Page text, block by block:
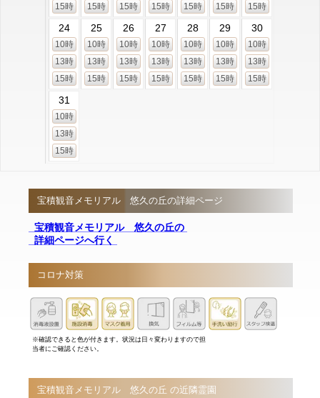
15時
15時
15時
15時
15時
15時
15時
24
10時
13時
15時
25
10時
13時
15時
26
10時
13時
15時
27
10時
13時
15時
28
10時
13時
15時
29
10時
13時
15時
30
10時
13時
15時
31
10時
13時
15時
宝積観音メモリアル 悠久の丘の詳細ページ
宝積観音メモリアル 悠久の丘の
詳細ページへ行く
コロナ対策
※確認できると色が付きます。状況は日々変わりますので担
当者にご確認ください。
宝積観音メモリアル 悠久の丘 の近隣霊園